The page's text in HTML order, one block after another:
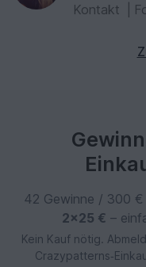
Kontakt
42 Gewinne / 300
2×25 € –
Kein Kauf nötig.